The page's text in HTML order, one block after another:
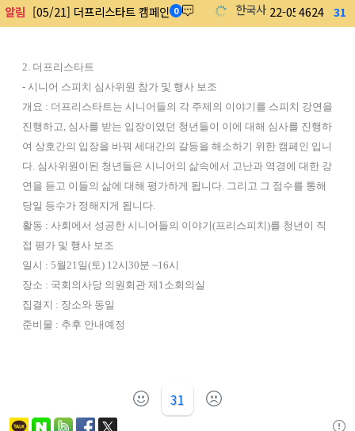
알림 [05/21] 더프리스타트 캠페인 0 한국사회공헌협회
22-05-11
4624 31
2. 더프리스타트
- 시니어 스피치 심사위원 참가 및 행사 보조
개요 : 더프리스타트는 시니어들의 각 주제의 이야기를 스피치 강연을
진행하고, 심사를 받는 입장이였던 청년들이 이에 대해 심사를 진행하
여 상호간의 입장을 바꿔 세대간의 갈등을 해소하기 위한 캠페인 입니
다. 심사위원이된 청년들은 시니어의 삶속에서 고난과 역경에 대한 강
연을 듣고 이들의 삶에 대해 평가하게 됩니다. 그리고 그 점수를 통해
당일 등수가 정해지게 됩니다.
활동 : 사회에서 성공한 시니어들의 이야기(프리스피치)를 청년이 직
접 평가 및 행사 보조
일시 : 5월21일(토) 12시30분 ~16시
장소 : 국회의사당 의원회관 제1소회의실
집결지 : 장소와 동일
준비물 : 추후 안내예정
31